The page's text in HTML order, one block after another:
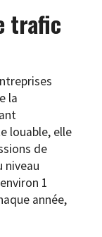
trafic
la
louable, elle
de
niveau
1
année,